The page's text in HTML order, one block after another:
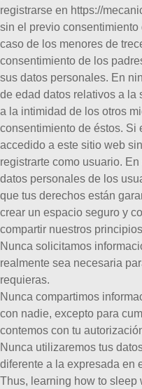
registrarse en https://
sin el previo consentimiento
caso de los menores de
consentimiento de los
sus datos personales. En
de edad datos relativos a la
a la intimidad de los otros
consentimiento de éstos. Si
accedido a este sitio web
registrarte como usuario.
datos personales de los
que tus derechos están
crear un espacio seguro y
compartir nuestros
Nunca solicitamos
realmente sea necesaria
requieras.
Nunca compartimos
con nadie, excepto para
contemos con tu
Nunca utilizaremos tus
diferente a la expresada en
Thus, learning how to sleep